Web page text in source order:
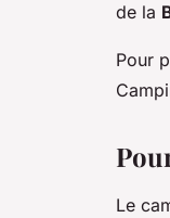
de la
Pour
Le